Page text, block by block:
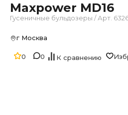
Maxpower MD16
Гусеничные бульдозеры /Арт.
0 0 К сравнению
г Москва